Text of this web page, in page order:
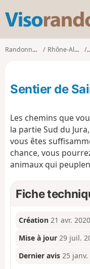
Randonnées Rhône-Alpes
Sentier de
Les chemins que
la partie Sud du
vous êtes
chance, vous
animaux qui
Fiche
Création 21 avr. 2020
Mise à jour 29 juil.
Dernier avis 25 janv.